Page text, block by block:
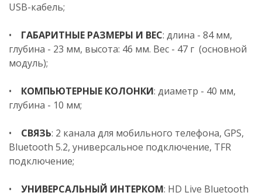
USB-кабель;
• ГАБАРИТНЫЕ РАЗМЕРЫ И ВЕС: длина - 84 мм,
глубина - 23 мм, высота: 46 мм. Вес - 47 г (основной
модуль);
• КОМПЬЮТЕРНЫЕ КОЛОНКИ: диаметр - 40 мм,
глубина - 10 мм;
• СВЯЗЬ: 2 канала для мобильного телефона, GPS,
Bluetooth 5.2, универсальное подключение, TFR
подключение;
• УНИВЕРСАЛЬНЫЙ ИНТЕРКОМ: HD Live Bluetooth